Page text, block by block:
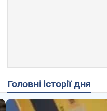
Головні історії дня